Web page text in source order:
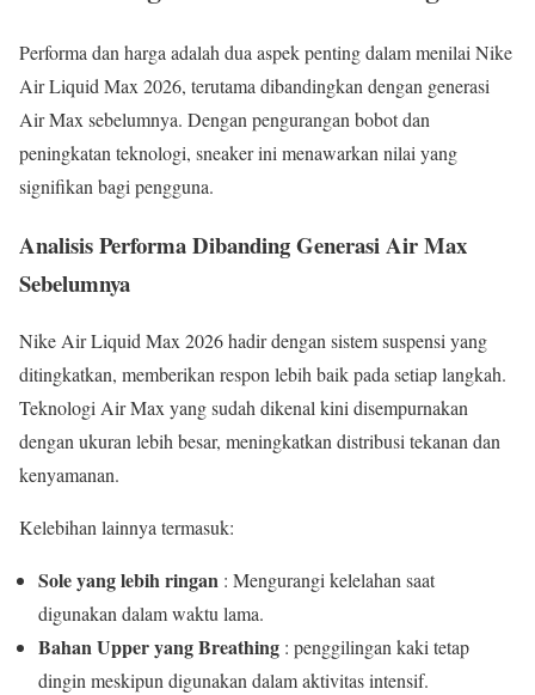
Performa dan harga adalah dua aspek penting dalam menilai Nike
Air Liquid Max 2026, terutama dibandingkan dengan generasi
Air Max sebelumnya. Dengan pengurangan bobot dan
peningkatan teknologi, sneaker ini menawarkan nilai yang
signifikan bagi pengguna.
Analisis Performa Dibanding Generasi Air Max
Sebelumnya
Nike Air Liquid Max 2026 hadir dengan sistem suspensi yang
ditingkatkan, memberikan respon lebih baik pada setiap langkah.
Teknologi Air Max yang sudah dikenal kini disempurnakan
dengan ukuran lebih besar, meningkatkan distribusi tekanan dan
kenyamanan.
Kelebihan lainnya termasuk:
Sole yang lebih ringan : Mengurangi kelelahan saat
digunakan dalam waktu lama.
Bahan Upper yang Breathing : penggilingan kaki tetap
dingin meskipun digunakan dalam aktivitas intensif.